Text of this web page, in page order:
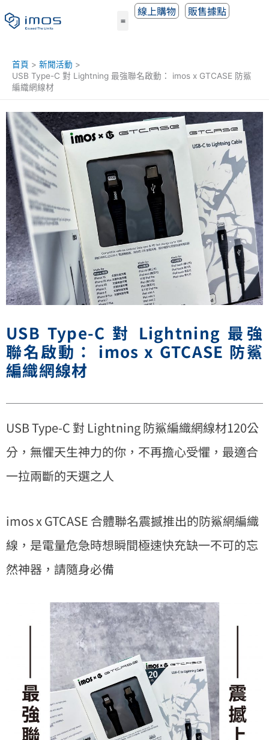
至
線上購物 販售據點
首頁
新聞活動
USB Type-C 對 Lightning 最強聯名啟動： imos x GTCASE 防鯊
編織網線材
USB Type-C 對 Lightning 最強
聯名啟動： imos x GTCASE 防鯊
編織網線材
USB Type-C 對 Lightning 防鯊編織網線材120公
分，無懼天生神力的你，不再擔心受懼，最適合
一拉兩斷的天選之人
imos x GTCASE 合體聯名震撼推出的防鯊網編織
線，是電量危急時想瞬間極速快充缺一不可的忘
然神器，請隨身必備